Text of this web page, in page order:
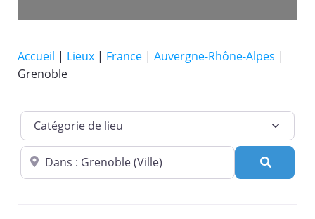
Accueil | Lieux | France | Auvergne-Rhône-Alpes |
Grenoble
Catégorie de lieu
Dans quelle ville ?